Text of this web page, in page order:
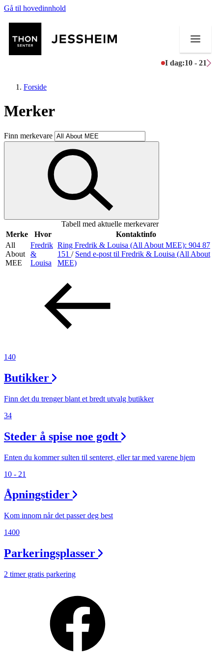
Gå til hovedinnhold
I dag:10 - 21
Butikker
Mat og drikke
Aktiviteter
Inspirasjon
Åpningstider
Forside
Merker
Finn merkevare
Tabell med aktuelle merkevarer
Merke
Hvor
Kontaktinfo
All
About
MEE
Fredrik
&
Louisa
Ring Fredrik & Louisa (All About MEE): 904 87
151 / Send e-post til Fredrik & Louisa (All About
MEE)
140
Butikker
Finn det du trenger blant et bredt utvalg butikker
34
Steder å spise noe godt
Enten du kommer sulten til senteret, eller tar med varene hjem
10 - 21
Åpningstider
Kom innom når det passer deg best
1400
Parkeringsplasser
2 timer gratis parkering